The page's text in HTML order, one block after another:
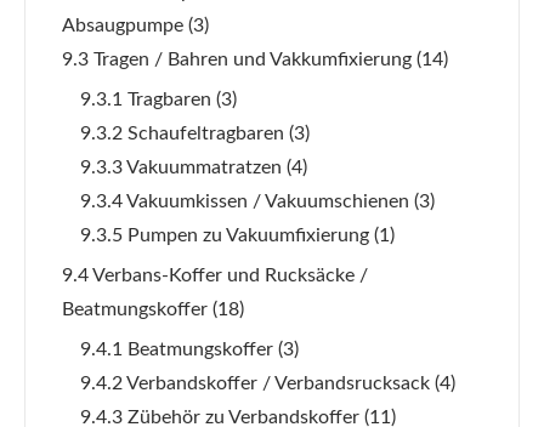
Absaugpumpe (3)
9.3 Tragen / Bahren und Vakkumfixierung (14)
9.3.1 Tragbaren (3)
9.3.2 Schaufeltragbaren (3)
9.3.3 Vakuummatratzen (4)
9.3.4 Vakuumkissen / Vakuumschienen (3)
9.3.5 Pumpen zu Vakuumfixierung (1)
9.4 Verbans-Koffer und Rucksäcke /
Beatmungskoffer (18)
9.4.1 Beatmungskoffer (3)
9.4.2 Verbandskoffer / Verbandsrucksack (4)
9.4.3 Zübehör zu Verbandskoffer (11)